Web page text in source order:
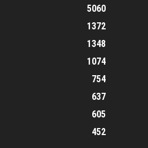
5060
1372
1348
1074
754
637
605
452